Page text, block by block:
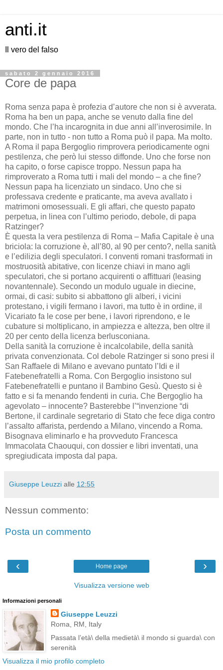
anti.it
Il vero del falso
sabato 2 gennaio 2016
Core de papa
Roma senza papa è profezia d’autore che non si è avverata.
Roma ha ben un papa, anche se venuto dalla fine del
mondo. Che l’ha incarognita in due anni all’inverosimile. In
parte, non in tutto - non tutto a Roma può il papa. Ma molto.
A Roma il papa Bergoglio rimprovera periodicamente ogni
pestilenza, che però lui stesso diffonde. Uno che forse non
ha capito, o forse capisce troppo. Nessun papa ha
rimproverato a Roma tutti i mali del mondo – a che fine?
Nessun papa ha licenziato un sindaco. Uno che si
professava credente e praticante, ma aveva avallato i
matrimoni omosessuali. E gli affari, che questo papato
perpetua, in linea con l’ultimo periodo, debole, di papa
Ratzinger?
È questa la vera pestilenza di Roma – Mafia Capitale è una
briciola: la corruzione è, all’80, al 90 per cento?, nella sanità
e l’edilizia degli speculatori. I conventi romani trasformati in
mostruosità abitative, con licenze chiavi in mano agli
speculatori, che si portano acquirenti o affittuari (leasing
novantennale). Secondo un modulo uguale in diecine,
ormai, di casi: subito si abbattono gli alberi, i vicini
protestano, i vigili fermano i lavori, ma tutto è in ordine, il
Vicariato fa le cose per bene, i lavori riprendono, e le
cubature si moltiplicano, in ampiezza e altezza, ben oltre il
20 per cento della licenza berlusconiana.
Della sanità la corruzione è incalcolabile, della sanità
privata convenzionata. Col debole Ratzinger si sono presi il
San Raffaele di Milano e avevano puntato l’Idi e il
Fatebenefratelli a Roma. Con Bergoglio insistono sul
Fatebenefratelli e puntano il Bambino Gesù. Questo si è
fatto e si fa menando fendenti in curia. Che Bergoglio ha
agevolato – innocente? Basterebbe l’“invenzione “di
Bertone, il cardinale segretario di Stato che fece diga contro
l’assalto affarista, perdendo a Milano, vincendo a Roma.
Bisognava eliminarlo e ha provveduto Francesca
Immacolata Chaouqui, con dossier e libri inventati, una
spregiudicata imposta dal papa.
Giuseppe Leuzzi alle 12:55
Nessun commento:
Posta un commento
‹ ›
Home page
Visualizza versione web
Informazioni personali
Giuseppe Leuzzi
Roma, RM, Italy
Passata l’età\ della medietà\ il mondo si guarda\ con
serenità
Visualizza il mio profilo completo